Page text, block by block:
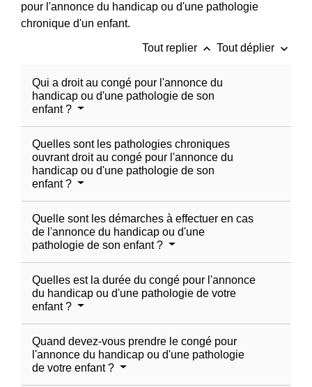
pour l'annonce du handicap ou d'une pathologie
chronique d'un enfant.
Tout replier keyboard_arrow_up Tout déplier keyboard_arrow_down
Qui a droit au congé pour l'annonce du
handicap ou d'une pathologie de son
enfant ?
Quelles sont les pathologies chroniques
ouvrant droit au congé pour l'annonce du
handicap ou d'une pathologie de son
enfant ?
Quelle sont les démarches à effectuer en cas
de l'annonce du handicap ou d'une
pathologie de son enfant ?
Quelles est la durée du congé pour l'annonce
du handicap ou d'une pathologie de votre
enfant ?
Quand devez-vous prendre le congé pour
l'annonce du handicap ou d'une pathologie
de votre enfant ?